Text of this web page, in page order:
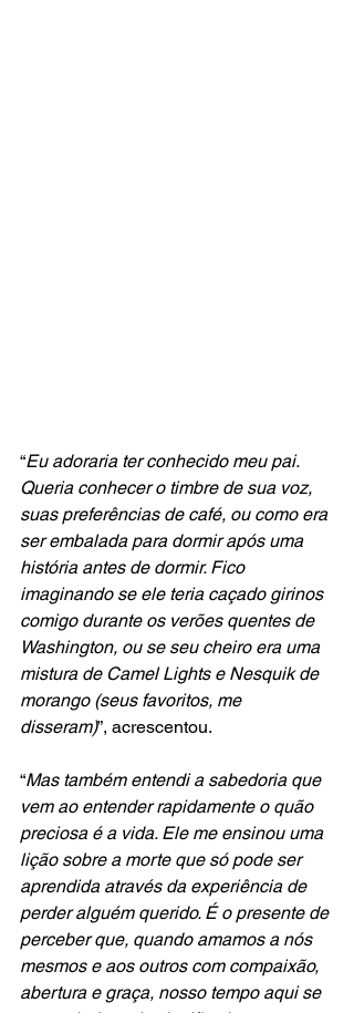
“Eu adoraria ter conhecido meu pai.
Queria conhecer o timbre de sua voz,
suas preferências de café, ou como era
ser embalada para dormir após uma
história antes de dormir. Fico
imaginando se ele teria caçado girinos
comigo durante os verões quentes de
Washington, ou se seu cheiro era uma
mistura de Camel Lights e Nesquik de
morango (seus favoritos, me
disseram)”, acrescentou.
“Mas também entendi a sabedoria que
vem ao entender rapidamente o quão
preciosa é a vida. Ele me ensinou uma
lição sobre a morte que só pode ser
aprendida através da experiência de
perder alguém querido. É o presente de
perceber que, quando amamos a nós
mesmos e aos outros com compaixão,
abertura e graça, nosso tempo aqui se